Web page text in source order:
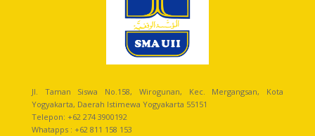
Jl. Taman Siswa No.158, Wirogunan, Kec. Mergangsan, Kota
Yogyakarta, Daerah Istimewa Yogyakarta 55151
Telepon: +62 274 3900192
Whatapps : +62 811 158 153